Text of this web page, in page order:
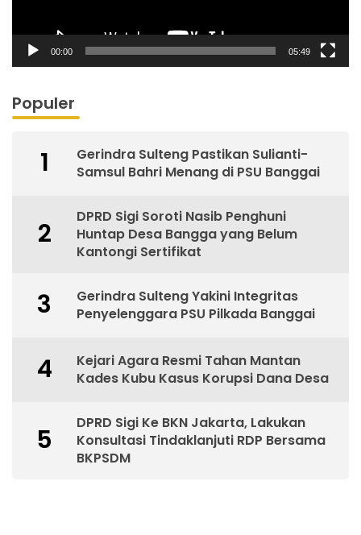
00:00 05:49
Populer
1
Gerindra Sulteng Pastikan Sulianti-
Samsul Bahri Menang di PSU Banggai
2
DPRD Sigi Soroti Nasib Penghuni
Huntap Desa Bangga yang Belum
Kantongi Sertifikat
3
Gerindra Sulteng Yakini Integritas
Penyelenggara PSU Pilkada Banggai
4
Kejari Agara Resmi Tahan Mantan
Kades Kubu Kasus Korupsi Dana Desa
5
DPRD Sigi Ke BKN Jakarta, Lakukan
Konsultasi Tindaklanjuti RDP Bersama
BKPSDM